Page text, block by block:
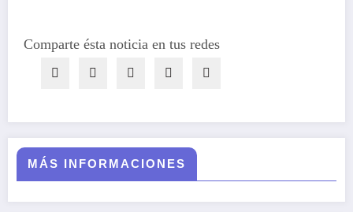
Comparte ésta noticia en tus redes
MÁS INFORMACIONES